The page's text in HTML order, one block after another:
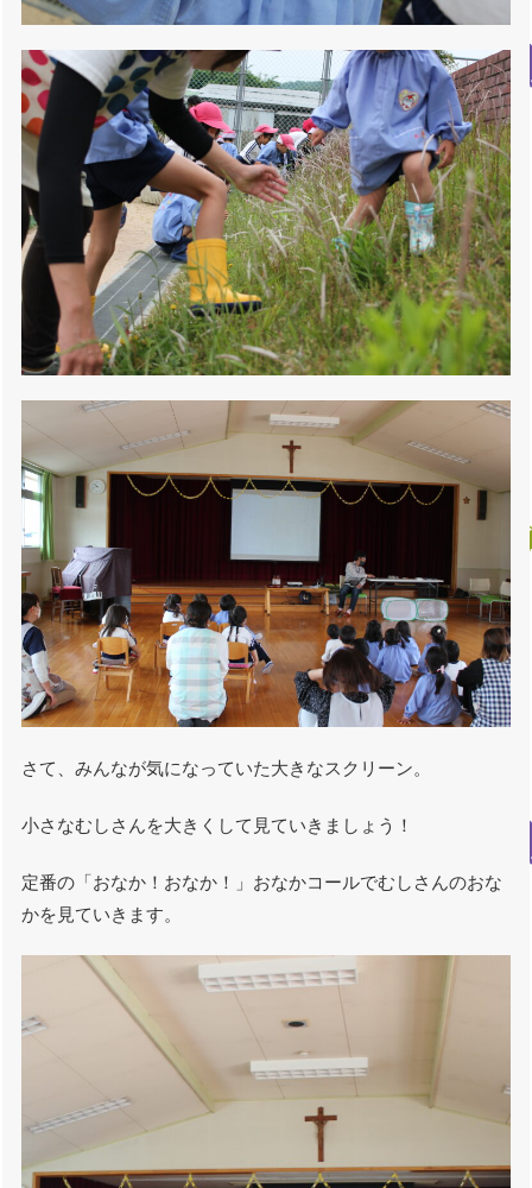
さて、みんなが気になっていた大きなスクリーン。
小さなむしさんを大きくして見ていきましょう！
定番の「おなか！おなか！」おなかコールでむしさんのおな
かを見ていきます。